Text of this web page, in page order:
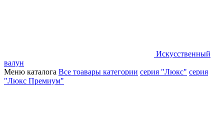
Искусственный
валун
Меню каталога Все тоавары категории серия "Люкс" серия
"Люкс Премиум"